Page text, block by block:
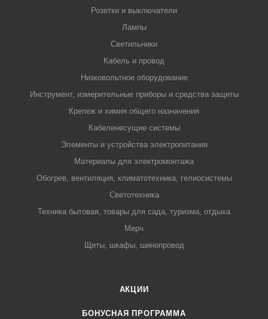
Розетки и выключатели
Лампы
Светильники
Кабель и провод
Низковольтное оборудование
Инструмент, измерительные приборы и средства защиты
Крепеж и химия общего назначения
Кабеленесущие системы
Элементы и устройства электропитания
Материалы для электромонтажа
Обогрев, вентиляция, климатотехника, гелиосистемы
Светотехника
Техника бытовая, товары для сада, туризма, отдыха
Мерч
Щиты, шкафы, шинопровод
АКЦИИ
БОНУСНАЯ ПРОГРАММА